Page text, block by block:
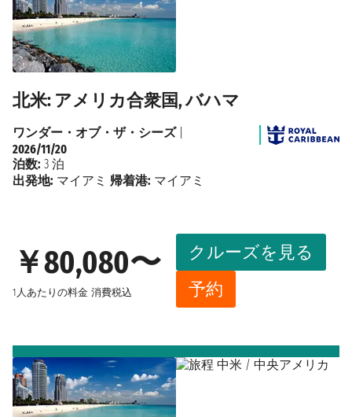
北米: アメリカ合衆国, バハマ
￥80,080〜
1人あたりの料金 消費税込
クルーズを見る
予約
ワンダー・オブ・ザ・シーズ|
2026/11/20
泊数: 3 泊
出発地: マイアミ 帰着港: マイアミ